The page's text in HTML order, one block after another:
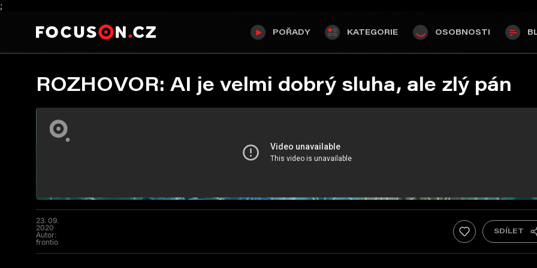
;
POŘADY KATEGORIE OSOBNOSTI
ROZHOVOR: AI je velmi dobrý sluha, ale zlý pán
23. 09.
2020
Autor:
frontio